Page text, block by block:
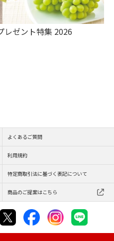
レゼント特集 2026
よくあるご質問
利用規約
特定商取引法に基づく表記について
商品のご提案はこちら